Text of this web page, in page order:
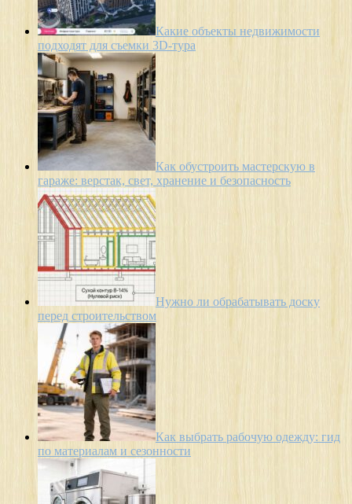
Какие объекты недвижимости
подходят для съемки 3D-тура
Как обустроить мастерскую в
гараже: верстак, свет, хранение и безопасность
Нужно ли обрабатывать доску
перед строительством
Как выбрать рабочую одежду: гид
по материалам и сезонности